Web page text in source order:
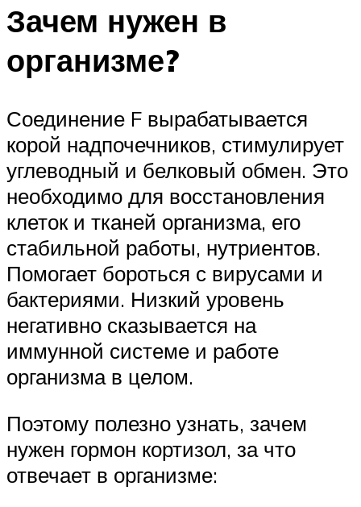
Зачем нужен в
организме?
Соединение F вырабатывается
корой надпочечников, стимулирует
углеводный и белковый обмен. Это
необходимо для восстановления
клеток и тканей организма, его
стабильной работы, нутриентов.
Помогает бороться с вирусами и
бактериями. Низкий уровень
негативно сказывается на
иммунной системе и работе
организма в целом.
Поэтому полезно узнать, зачем
нужен гормон кортизол, за что
отвечает в организме: